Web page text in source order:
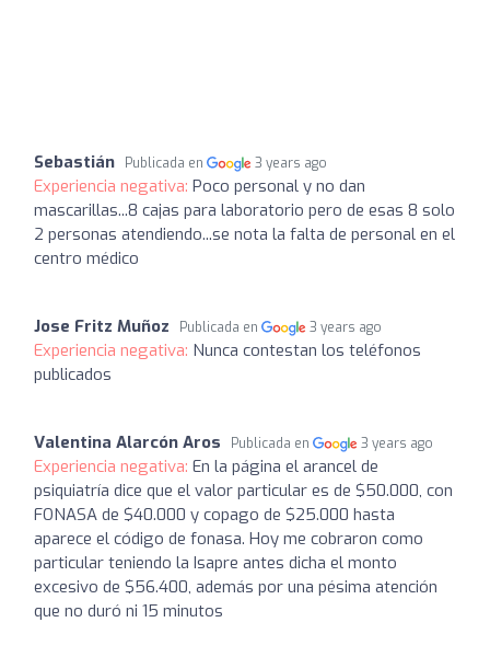
Sebastián Publicada en 3 years ago
Experiencia negativa: Poco personal y no dan
mascarillas...8 cajas para laboratorio pero de esas 8 solo
2 personas atendiendo...se nota la falta de personal en el
centro médico
Jose Fritz Muñoz Publicada en 3 years ago
Experiencia negativa: Nunca contestan los teléfonos
publicados
Valentina Alarcón Aros Publicada en 3 years ago
Experiencia negativa: En la página el arancel de
psiquiatría dice que el valor particular es de $50.000, con
FONASA de $40.000 y copago de $25.000 hasta
aparece el código de fonasa. Hoy me cobraron como
particular teniendo la Isapre antes dicha el monto
excesivo de $56.400, además por una pésima atención
que no duró ni 15 minutos